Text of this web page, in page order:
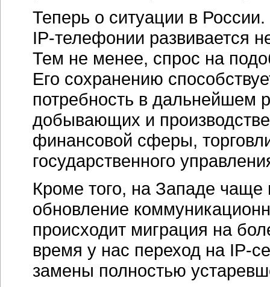
Теперь о ситуации в
IP-телефонии развивается
Тем не менее, спрос на
Его сохранению
потребность в дальнейшем
добывающих и
финансовой сферы,
государственного
Кроме того, на Западе чаще
обновление
происходит миграция на
время у нас переход на IP-
замены полностью